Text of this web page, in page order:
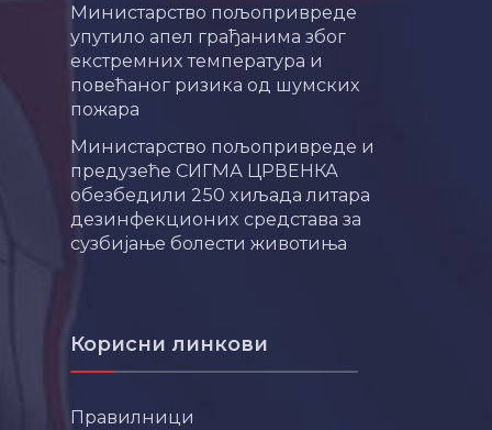
Министарство пољопривреде
упутило апел грађанима због
екстремних температура и
повећаног ризика од шумских
пожара
Министарство пољопривреде и
предузеће СИГМА ЦРВЕНКА
обезбедили 250 хиљада литара
дезинфекционих средстава за
сузбијање болести животиња
Корисни линкови
Правилници